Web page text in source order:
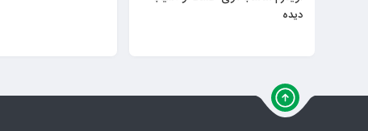
دیده